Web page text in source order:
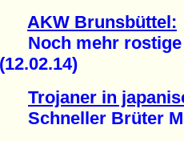
AKW Brunsbüttel:
Noch mehr rostige
(12.02.14)
Trojaner in
Schneller Brüter